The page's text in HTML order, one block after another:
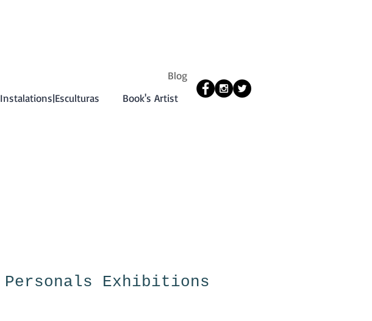
Instalations|Esculturas Book's Artist
Blog
Personals Exhibitions